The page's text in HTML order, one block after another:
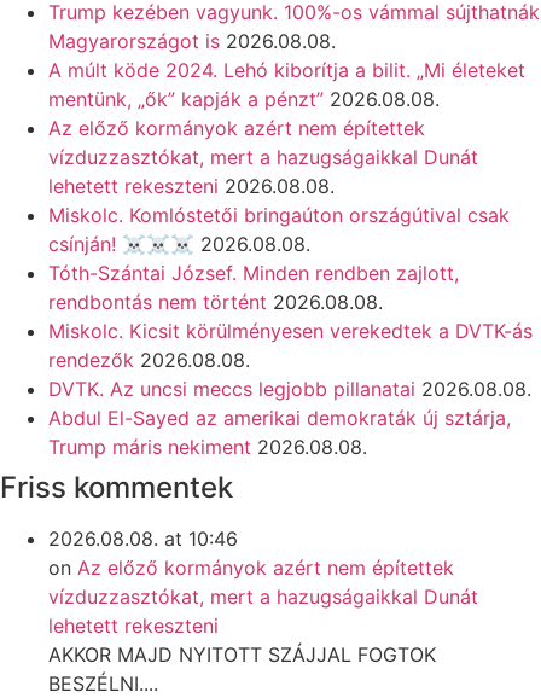
Trump kezében vagyunk. 100%-os vámmal sújthatnák
Magyarországot is 2026.08.08.
A múlt köde 2024. Lehó kiborítja a bilit. „Mi életeket
mentünk, „ők” kapják a pénzt” 2026.08.08.
Az előző kormányok azért nem építettek
vízduzzasztókat, mert a hazugságaikkal Dunát
lehetett rekeszteni 2026.08.08.
Miskolc. Komlóstetői bringaúton országútival csak
csínján! ☠️☠️☠️ 2026.08.08.
Tóth-Szántai József. Minden rendben zajlott,
rendbontás nem történt 2026.08.08.
Miskolc. Kicsit körülményesen verekedtek a DVTK-ás
rendezők 2026.08.08.
DVTK. Az uncsi meccs legjobb pillanatai 2026.08.08.
Abdul El-Sayed az amerikai demokraták új sztárja,
Trump máris nekiment 2026.08.08.
Friss kommentek
2026.08.08. at 10:46
on Az előző kormányok azért nem építettek
vízduzzasztókat, mert a hazugságaikkal Dunát
lehetett rekeszteni
AKKOR MAJD NYITOTT SZÁJJAL FOGTOK
BESZÉLNI....